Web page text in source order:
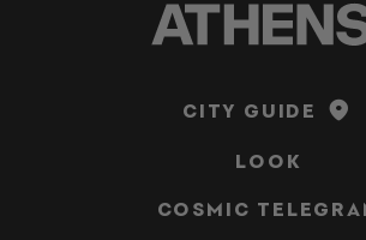
CITY GUIDE
LOOK
COSMIC